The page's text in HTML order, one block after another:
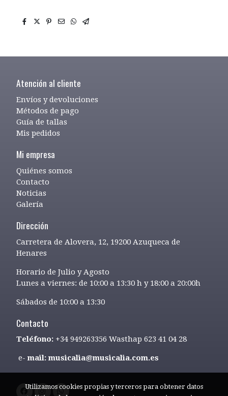
Atención al cliente
Envíos y devoluciones
Métodos de pago
Guía de tallas
Mis pedidos
Mi empresa
Quiénes somos
Contacto
Noticias
Galería
Dirección
Carretera de Alovera, 12, 19200 Azuqueca de
Henares
Horario de Julio y Agosto
Lunes a viernes: de 10:00 a 13:30 h y 18:00 a 20:00h
Sábados de 10:00 a 13:30
Contacto
Teléfono: +34 949263356 Wasthap 623 41 04 28
e-mail: musicalia@musicalia.com.es
Utilizamos cookies propias y terceros para obtener datos